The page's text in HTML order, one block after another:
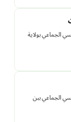
الجماعي بولاية
الجماعي ببن